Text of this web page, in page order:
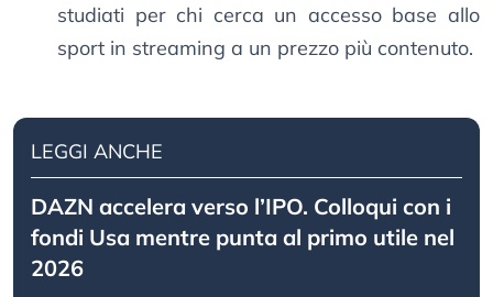
studiati per chi cerca un accesso base allo
sport in streaming a un prezzo più contenuto.
LEGGI ANCHE
DAZN accelera verso l’IPO. Colloqui con i
fondi Usa mentre punta al primo utile nel
2026